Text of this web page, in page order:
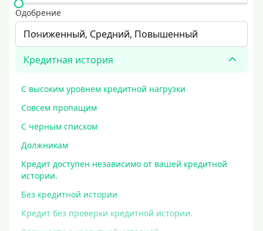
Одобрение
Пониженный, Средний, Повышенный
Кредитная история
С высоким уровнем кредитной нагрузки
Совсем пропащим
С черным списком
Должникам
Кредит доступен независимо от вашей кредитной
истории.
Без кредитной истории
Кредит без проверки кредитной истории.